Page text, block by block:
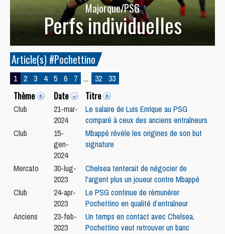
Majorque/PSG
Perfs individuelles
Article(s) #Pochettino
1 2 3 4 5 6 7 ... 32 33
Thème Date Titre
Club
21-mar-
2024
Le salaire de Luis Enrique au PSG
comparé à ceux des anciens entraîneurs
Club
15-
gen-
2024
Mbappé révèle les origines de son but
signature
Mercato
30-lug-
2023
Chelsea tenterait de négocier de
l'argent plus un joueur contre Mbappé
Club
24-apr-
2023
Le PSG continue de rémunérer
Pochettino en qualité d’entraîneur
Anciens
23-feb-
2023
Un temps en contact avec Chelsea,
Pochettino veut retrouver un banc